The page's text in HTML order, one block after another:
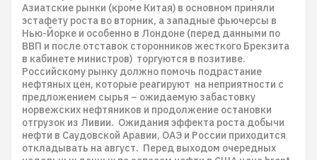
Азиатские рынки (кроме Китая) в основном приняли
эстафету роста во вторник, а западные фьючерсы в
Нью-Йорке и особенно в Лондоне (перед данными по
ВВП и после отставок сторонников жесткого Брекзита
в кабинете министров) торгуются в позитиве.
Российскому рынку должно помочь подрастание
нефтяных цен, которые реагируют на неприятности с
предложением сырья – ожидаемую забастовку
норвежских нефтяников и продолжение остановки
отгрузок из Ливии. Ожидания эффекта роста добычи
нефти в Саудовской Аравии, ОАЭ и России приходится
откладывать на август. Перед выходом очередных